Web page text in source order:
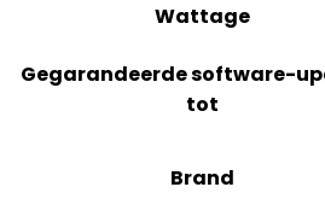
Wattage
Gegarandeerde software-
tot
Brand